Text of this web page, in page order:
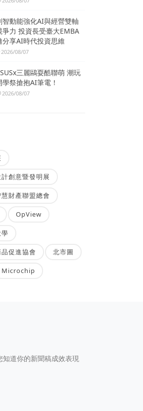
智動能強化AI與經營雙軸
爭力 投資長受臺大EMBA
分享AI時代投資思維
2026/08/07
三麗鷗耍酷聯萌 潮玩
學祭搶抱AI筆電！
2026/08/07
創意暨發明展
財產聯盟總會
OpView
促進協會 北市圖
Microchip
道你的新聞稿成效表現